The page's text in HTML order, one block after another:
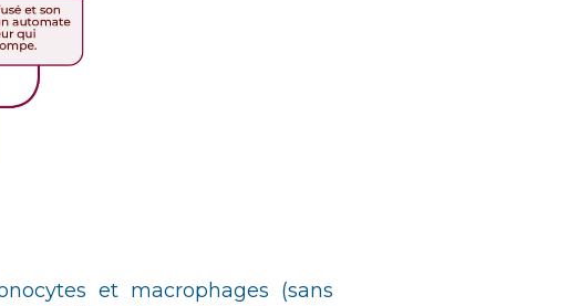
et macrophages (sans